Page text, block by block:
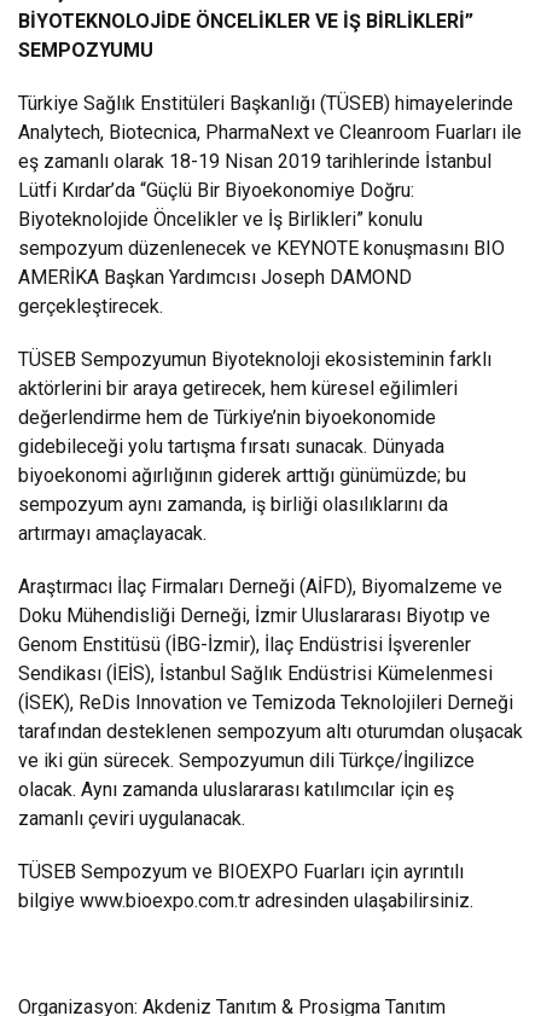
BİYOTEKNOLOJİDE ÖNCELİKLER VE İŞ BİRLİKLERİ”
SEMPOZYUMU
Türkiye Sağlık Enstitüleri Başkanlığı (TÜSEB) himayelerinde
Analytech, Biotecnica, PharmaNext ve Cleanroom Fuarları ile
eş zamanlı olarak 18-19 Nisan 2019 tarihlerinde İstanbul
Lütfi Kırdar’da “Güçlü Bir Biyoekonomiye Doğru:
Biyoteknolojide Öncelikler ve İş Birlikleri” konulu
sempozyum düzenlenecek ve KEYNOTE konuşmasını BIO
AMERİKA Başkan Yardımcısı Joseph DAMOND
gerçekleştirecek.
TÜSEB Sempozyumun Biyoteknoloji ekosisteminin farklı
aktörlerini bir araya getirecek, hem küresel eğilimleri
değerlendirme hem de Türkiye’nin biyoekonomide
gidebileceği yolu tartışma fırsatı sunacak. Dünyada
biyoekonomi ağırlığının giderek arttığı günümüzde; bu
sempozyum aynı zamanda, iş birliği olasılıklarını da
artırmayı amaçlayacak.
Araştırmacı İlaç Firmaları Derneği (AİFD), Biyomalzeme ve
Doku Mühendisliği Derneği, İzmir Uluslararası Biyotıp ve
Genom Enstitüsü (İBG-İzmir), İlaç Endüstrisi İşverenler
Sendikası (İEİS), İstanbul Sağlık Endüstrisi Kümelenmesi
(İSEK), ReDis Innovation ve Temizoda Teknolojileri Derneği
tarafından desteklenen sempozyum altı oturumdan oluşacak
ve iki gün sürecek. Sempozyumun dili Türkçe/İngilizce
olacak. Aynı zamanda uluslararası katılımcılar için eş
zamanlı çeviri uygulanacak.
TÜSEB Sempozyum ve BIOEXPO Fuarları için ayrıntılı
bilgiye www.bioexpo.com.tr adresinden ulaşabilirsiniz.
Organizasyon: Akdeniz Tanıtım & Prosigma Tanıtım